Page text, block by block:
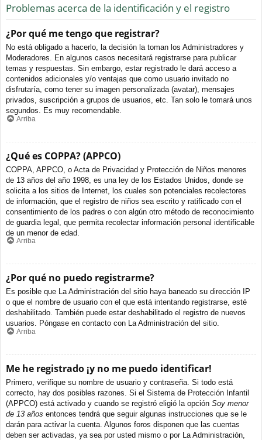
Problemas acerca de la identificación y el registro
¿Por qué me tengo que registrar?
No está obligado a hacerlo, la decisión la toman los Administradores y
Moderadores. En algunos casos necesitará registrarse para publicar
temas y respuestas. Sin embargo, estar registrado le dará acceso a
contenidos adicionales y/o ventajas que como usuario invitado no
disfrutaría, como tener su imagen personalizada (avatar), mensajes
privados, suscripción a grupos de usuarios, etc. Tan solo le tomará unos
segundos. Es muy recomendable.
Arriba
¿Qué es COPPA? (APPCO)
COPPA, APPCO, o Acta de Privacidad y Protección de Niños menores
de 13 años del año 1998, es una ley de los Estados Unidos, donde se
solicita a los sitios de Internet, los cuales son potenciales recolectores
de información, que el registro de niños sea escrito y ratificado con el
consentimiento de los padres o con algún otro método de reconocimiento
de guardia legal, que permita recolectar información personal identificable
de un menor de edad.
Arriba
¿Por qué no puedo registrarme?
Es posible que La Administración del sitio haya baneado su dirección IP
o que el nombre de usuario con el que está intentando registrarse, esté
deshabilitado. También puede estar deshabilitado el registro de nuevos
usuarios. Póngase en contacto con La Administración del sitio.
Arriba
Me he registrado ¡y no me puedo identificar!
Primero, verifique su nombre de usuario y contraseña. Si todo está
correcto, hay dos posibles razones. Si el Sistema de Protección Infantil
(APPCO) está activado y cuando se registró eligió la opción Soy menor
de 13 años entonces tendrá que seguir algunas instrucciones que se le
darán para activar la cuenta. Algunos foros disponen que las cuentas
deben ser activadas, ya sea por usted mismo o por La Administración,